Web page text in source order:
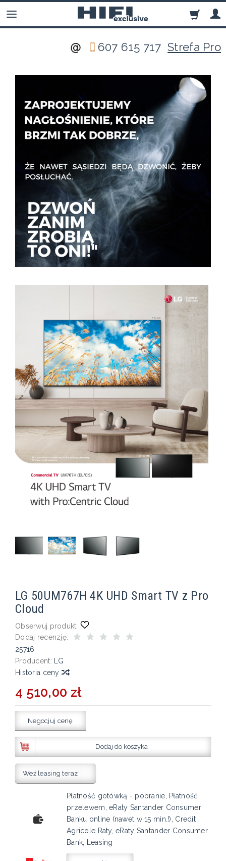
607 615 717Strefa Pro
LG 50UM767H 4K UHD Smart TV z Pro
Cloud
Obserwuj produkt:
Dodaj recenzję:
25716
Producent:
LG
Historia ceny
4 510,00 zł
Negocjuj cenę
Dodaj do koszyka
Weź leasing teraz
Płatność gotówką - pobranie, Płatność
przelewem, eRaty Santander Consumer
Banku online (nawet w 15 min.!), Credit
Agricole Raty, eRaty Santander Consumer
Bank, Leasing